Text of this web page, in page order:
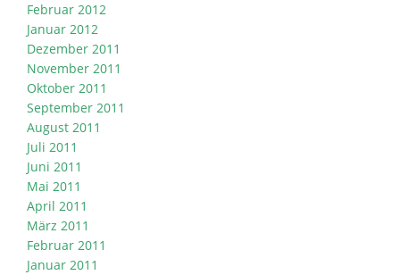
Februar 2012
Januar 2012
Dezember 2011
November 2011
Oktober 2011
September 2011
August 2011
Juli 2011
Juni 2011
Mai 2011
April 2011
März 2011
Februar 2011
Januar 2011